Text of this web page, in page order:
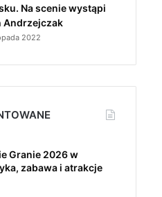
Na scenie wystąpi
Andrzejczak
2022
Granie 2026 w
zabawa i atrakcje